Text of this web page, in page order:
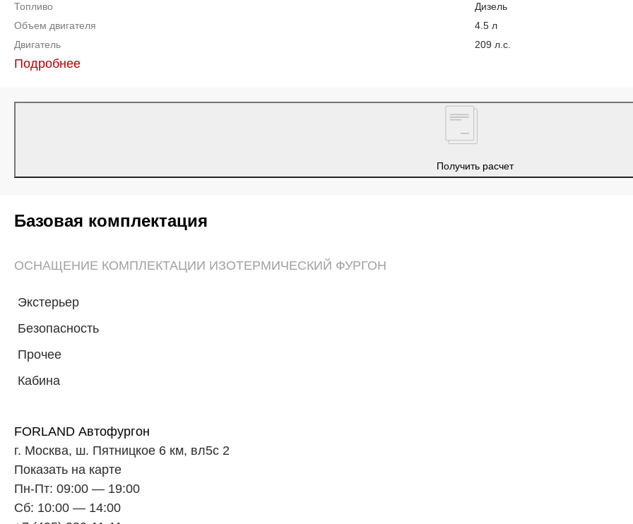
Топливо
Дизель
Объем двигателя
4.5 л
Двигатель
209 л.с.
Подробнее
Получить расчет
Базовая комплектация
ОСНАЩЕНИЕ КОМПЛЕКТАЦИИ ИЗОТЕРМИЧЕСКИЙ ФУРГОН
Экстерьер
Безопасность
Прочее
Кабина
FORLAND Автофургон
г. Москва, ш. Пятницкое 6 км, вл5c 2
Показать на карте
Пн-Пт: 09:00 — 19:00
Сб: 10:00 — 14:00